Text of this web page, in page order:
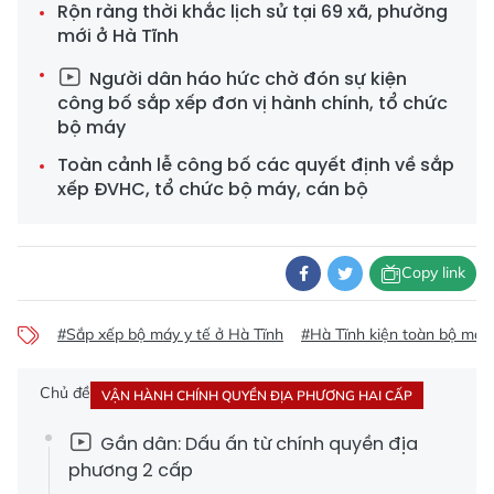
Rộn ràng thời khắc lịch sử tại 69 xã, phường
mới ở Hà Tĩnh
Người dân háo hức chờ đón sự kiện
công bố sắp xếp đơn vị hành chính, tổ chức
bộ máy
Toàn cảnh lễ công bố các quyết định về sắp
xếp ĐVHC, tổ chức bộ máy, cán bộ
Copy link
#Sắp xếp bộ máy y tế ở Hà Tĩnh #Hà Tĩnh kiện toàn bộ
Chủ đề VẬN HÀNH CHÍNH QUYỀN ĐỊA PHƯƠNG HAI CẤP
Gần dân: Dấu ấn từ chính quyền địa
phương 2 cấp